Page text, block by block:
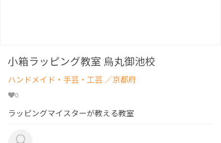
小箱ラッピング教室 烏丸御池校
ハンドメイド・手芸・工芸 ／京都府
0
ラッピングマイスターが教える教室